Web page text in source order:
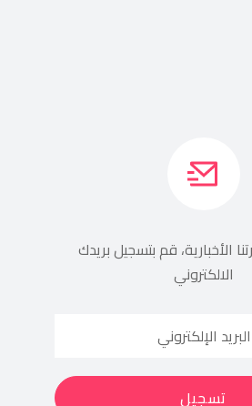
الأخبارية، قم بتسجيل بريدك
الالكتروني